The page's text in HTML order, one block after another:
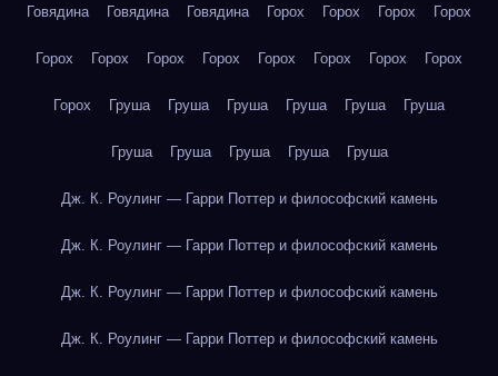
Говядина Говядина Говядина Горох Горох Горох Горох
Горох Горох Горох Горох Горох Горох Горох Горох
Горох Груша Груша Груша Груша Груша Груша
Груша Груша Груша Груша Груша
Дж. К. Роулинг — Гарри Поттер и философский камень
Дж. К. Роулинг — Гарри Поттер и философский камень
Дж. К. Роулинг — Гарри Поттер и философский камень
Дж. К. Роулинг — Гарри Поттер и философский камень